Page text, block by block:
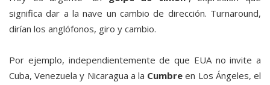
significa dar a la nave un cambio de dirección. Turnaround,
dirían los anglófonos, giro y cambio.
Por ejemplo, independientemente de que EUA no invite a
Cuba, Venezuela y Nicaragua a la Cumbre en Los Ángeles, el